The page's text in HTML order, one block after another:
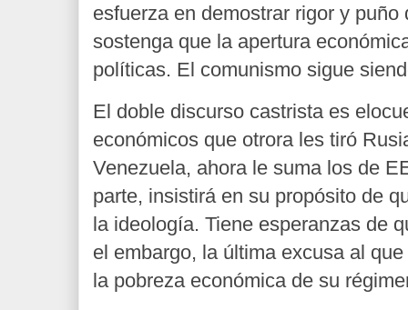
esfuerza en demostrar rigor y
sostenga que la apertura
políticas. El comunismo sigue
El doble discurso castrista es
económicos que otrora les tiró
Venezuela, ahora le suma los de
parte, insistirá en su propósito de
la ideología. Tiene esperanzas de
el embargo, la última excusa al
la pobreza económica de su